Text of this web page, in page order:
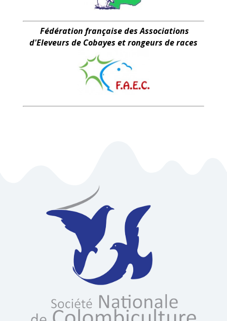
Fédération française des Associations
d'Eleveurs de Cobayes et rongeurs de races